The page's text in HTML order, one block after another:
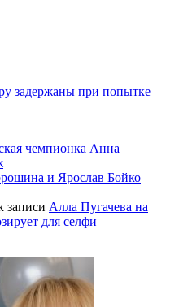
задержаны при попытке
чемпионка Анна
и Ярослав Бойко
записи Алла Пугачева на
для селфи